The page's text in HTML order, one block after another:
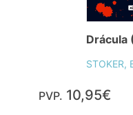
Drácula
STOKER,
PVP. 10,95€